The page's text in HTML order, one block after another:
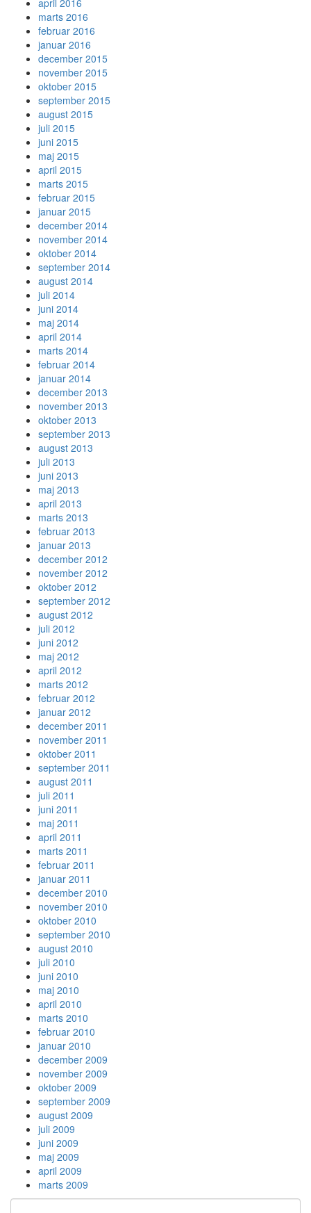
april 2016
marts 2016
februar 2016
januar 2016
december 2015
november 2015
oktober 2015
september 2015
august 2015
juli 2015
juni 2015
maj 2015
april 2015
marts 2015
februar 2015
januar 2015
december 2014
november 2014
oktober 2014
september 2014
august 2014
juli 2014
juni 2014
maj 2014
april 2014
marts 2014
februar 2014
januar 2014
december 2013
november 2013
oktober 2013
september 2013
august 2013
juli 2013
juni 2013
maj 2013
april 2013
marts 2013
februar 2013
januar 2013
december 2012
november 2012
oktober 2012
september 2012
august 2012
juli 2012
juni 2012
maj 2012
april 2012
marts 2012
februar 2012
januar 2012
december 2011
november 2011
oktober 2011
september 2011
august 2011
juli 2011
juni 2011
maj 2011
april 2011
marts 2011
februar 2011
januar 2011
december 2010
november 2010
oktober 2010
september 2010
august 2010
juli 2010
juni 2010
maj 2010
april 2010
marts 2010
februar 2010
januar 2010
december 2009
november 2009
oktober 2009
september 2009
august 2009
juli 2009
juni 2009
maj 2009
april 2009
marts 2009